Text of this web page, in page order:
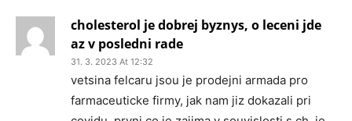
cholesterol je dobrej byznys, o leceni jde
az v posledni rade
31. 3. 2023 At 12:32
vetsina felcaru jsou je prodejni armada pro
farmaceuticke firmy, jak nam jiz dokazali pri